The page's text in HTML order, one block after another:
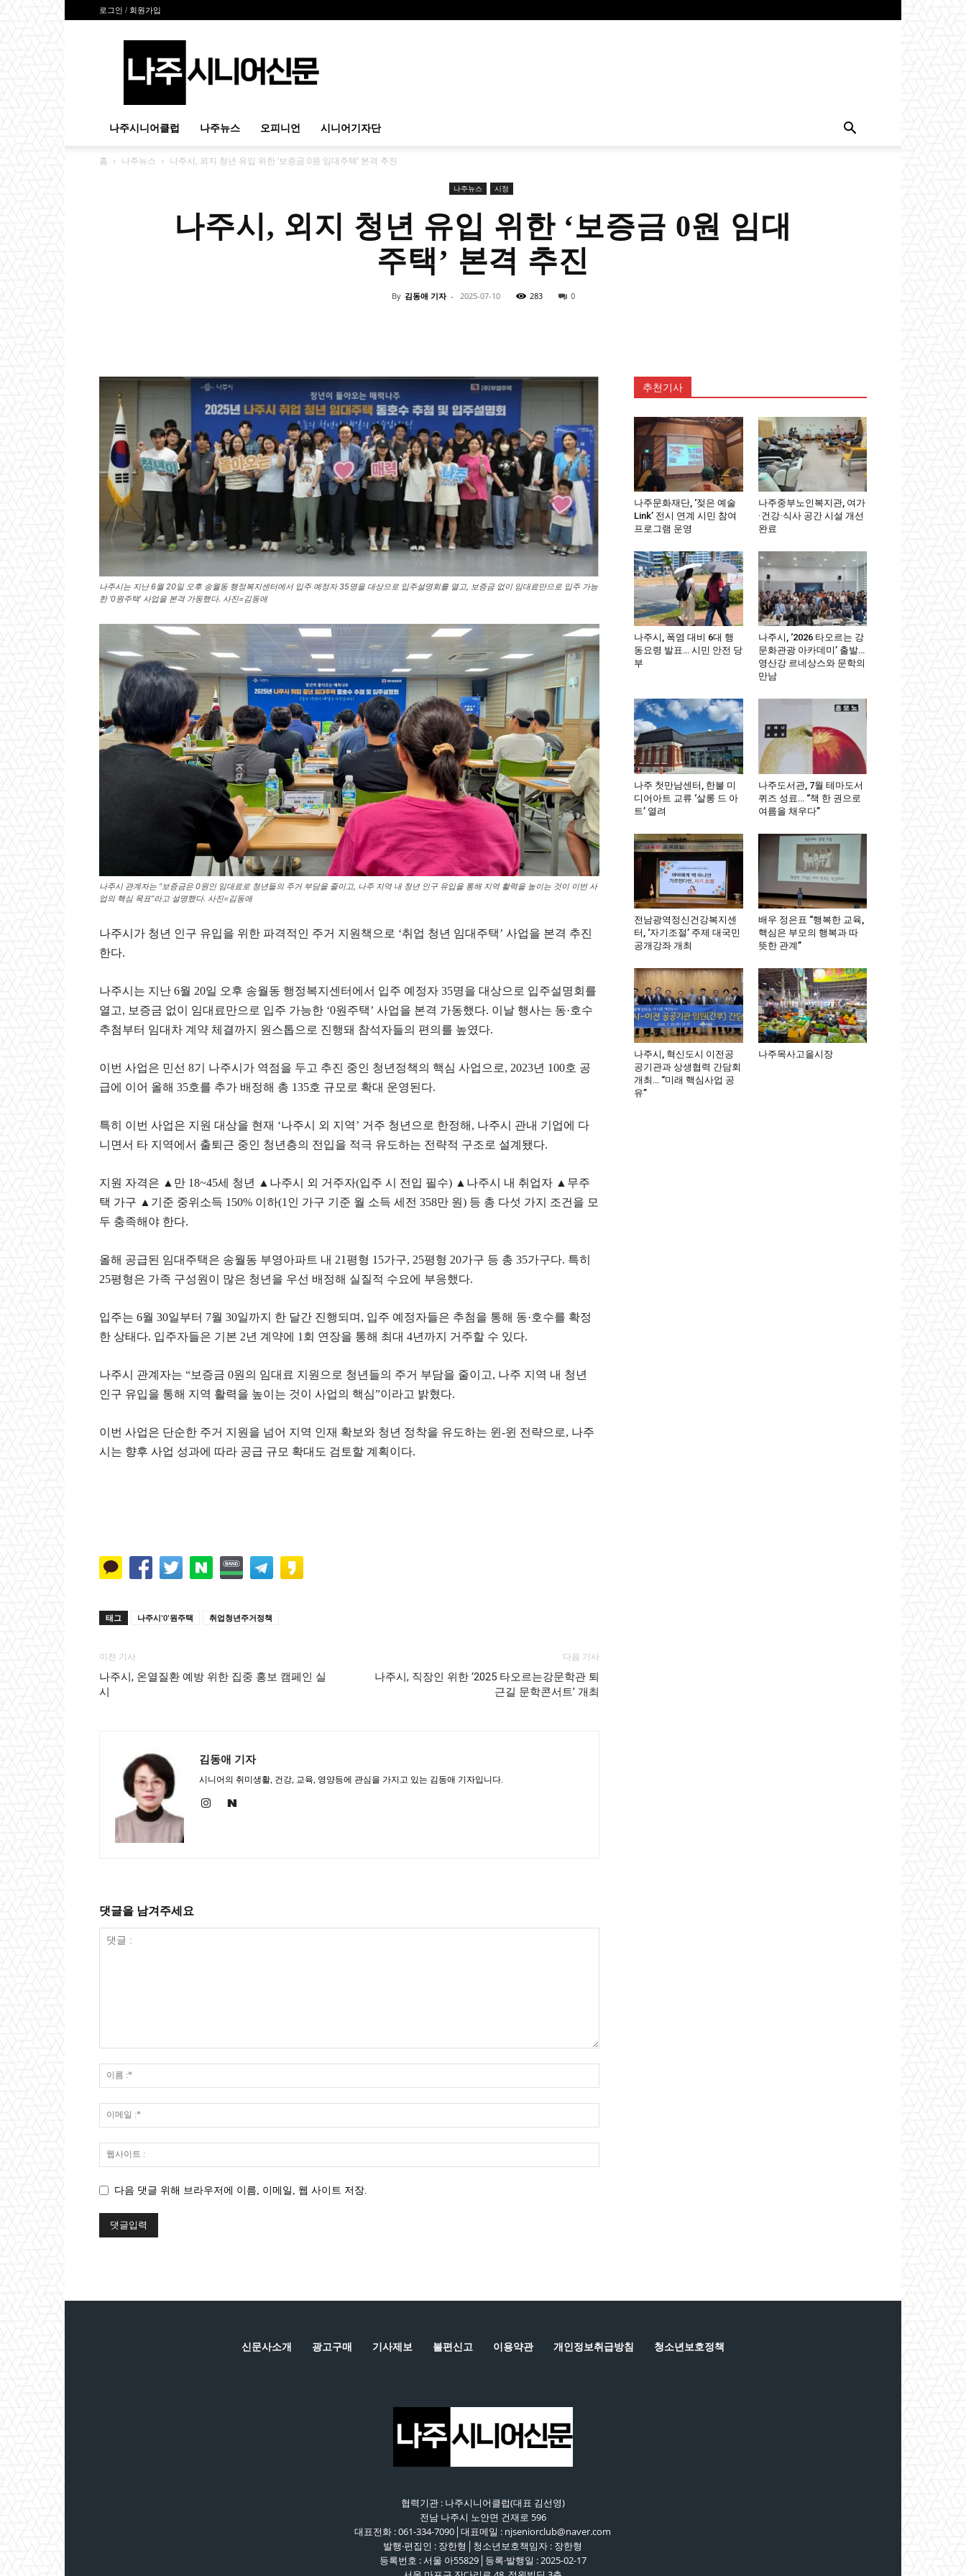
로그인 / 회원가입
시
신
문
나주시니어클럽 나주뉴스 오피니언 시니어기자단
홈 나주뉴스 나주시, 외지 청년 유입 위한 ‘보증금 0원 임대주택’ 본격 추진
나주뉴스 시정
나주시, 외지 청년 유입 위한 ‘보증금 0원 임대
주택’ 본격 추진
By 김동애 기자 - 2025-07-10 283 0
나주시는 지난 6월 20일 오후 송월동 행정복지센터에서 입주 예정자 35명을 대상으로 입주설명회를 열고, 보증금 없이 임대료만으로 입주 가능
한 ‘0원주택’ 사업을 본격 가동했다. 사진=김동애
나주시 관계자는 “보증금은 0원인 임대료로 청년들의 주거 부담을 줄이고, 나주 지역 내 청년 인구 유입을 통해 지역 활력을 높이는 것이 이번 사
업의 핵심 목표”라고 설명했다. 사진=김동애
나주시가 청년 인구 유입을 위한 파격적인 주거 지원책으로 ‘취업 청년 임대주택’ 사업을 본격 추진
한다.
나주시는 지난 6월 20일 오후 송월동 행정복지센터에서 입주 예정자 35명을 대상으로 입주설명회를
열고, 보증금 없이 임대료만으로 입주 가능한 ‘0원주택’ 사업을 본격 가동했다. 이날 행사는 동·호수
추첨부터 임대차 계약 체결까지 원스톱으로 진행돼 참석자들의 편의를 높였다.
이번 사업은 민선 8기 나주시가 역점을 두고 추진 중인 청년정책의 핵심 사업으로, 2023년 100호 공
급에 이어 올해 35호를 추가 배정해 총 135호 규모로 확대 운영된다.
특히 이번 사업은 지원 대상을 현재 ‘나주시 외 지역’ 거주 청년으로 한정해, 나주시 관내 기업에 다
니면서 타 지역에서 출퇴근 중인 청년층의 전입을 적극 유도하는 전략적 구조로 설계됐다.
지원 자격은 ▲만 18~45세 청년 ▲나주시 외 거주자(입주 시 전입 필수) ▲나주시 내 취업자 ▲무주
택 가구 ▲기준 중위소득 150% 이하(1인 가구 기준 월 소득 세전 358만 원) 등 총 다섯 가지 조건을 모
두 충족해야 한다.
올해 공급된 임대주택은 송월동 부영아파트 내 21평형 15가구, 25평형 20가구 등 총 35가구다. 특히
25평형은 가족 구성원이 많은 청년을 우선 배정해 실질적 수요에 부응했다.
입주는 6월 30일부터 7월 30일까지 한 달간 진행되며, 입주 예정자들은 추첨을 통해 동·호수를 확정
한 상태다. 입주자들은 기본 2년 계약에 1회 연장을 통해 최대 4년까지 거주할 수 있다.
나주시 관계자는 “보증금 0원의 임대료 지원으로 청년들의 주거 부담을 줄이고, 나주 지역 내 청년
인구 유입을 통해 지역 활력을 높이는 것이 사업의 핵심”이라고 밝혔다.
이번 사업은 단순한 주거 지원을 넘어 지역 인재 확보와 청년 정착을 유도하는 윈-윈 전략으로, 나주
시는 향후 사업 성과에 따라 공급 규모 확대도 검토할 계획이다.
태그 나주시'0'원주택 취업청년주거정책
이전 기사
나주시, 온열질환 예방 위한 집중 홍보 캠페인 실
시
다음 기사
나주시, 직장인 위한 ‘2025 타오르는강문학관 퇴
근길 문학콘서트’ 개최
김동애 기자
시니어의 취미생활, 건강, 교육, 영양등에 관심을 가지고 있는 김동애 기자입니다.
댓글을 남겨주세요
다음 댓글 위해 브라우저에 이름, 이메일, 웹 사이트 저장.
추천기사
나주문화재단, ‘젖은 예술
Link’ 전시 연계 시민 참여
프로그램 운영
나주중부노인복지관, 여가
·건강·식사 공간 시설 개선
완료
나주시, 폭염 대비 6대 행
동요령 발표… 시민 안전 당
부
나주시, ‘2026 타오르는 강
문화관광 아카데미’ 출발…
영산강 르네상스와 문학의
만남
나주 첫만남센터, 한불 미
디어아트 교류 ‘살롱 드 아
트’ 열려
나주도서관, 7월 테마도서
퀴즈 성료… “책 한 권으로
여름을 채우다”
전남광역정신건강복지센
터, ‘자기조절’ 주제 대국민
공개강좌 개최
배우 정은표 “행복한 교육,
핵심은 부모의 행복과 따
뜻한 관계”
나주시, 혁신도시 이전공
공기관과 상생협력 간담회
개최… “미래 핵심사업 공
유”
나주목사고을시장
신문사소개 광고구매 기사제보 불편신고 이용약관 개인정보취급방침 청소년보호정책
협력기관 : 나주시니어클럽(대표 김선영)
전남 나주시 노안면 건재로 596
대표전화 : 061-334-7090│대표메일 : njseniorclub@naver.com
발행·편집인 : 장한형│청소년보호책임자 : 장한형
등록번호 : 서울 아55829│등록·발행일 : 2025-02-17